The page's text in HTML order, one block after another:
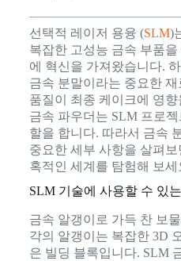
선택적 레이저 용융 (SLM)
복잡한 고성능 금속 부품
에 혁신을 가져왔습니다.
금속 분말이라는 중요한
품질이 최종 케이크에 영
금속 파우더는 SLM 프로
할을 합니다. 따라서 금속
중요한 세부 사항을 살펴
혹적인 세계를 탐험해 보세
SLM 기술에 사용할 수 있
금속 알갱이로 가득 찬 보
각의 알갱이는 복잡한 3D
은 빌딩 블록입니다. SLM